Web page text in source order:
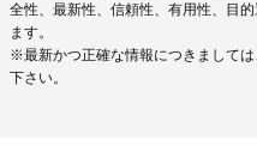
全性、最新性、信頼性、有用性、目
ます。
※最新かつ正確な情報につきまして
下さい。